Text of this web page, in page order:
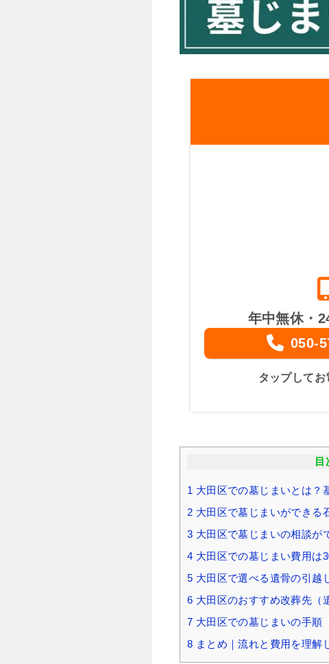
年中無休・
050-
タップして
目
1 大田区での墓じまいとは？
2 大田区で墓じまいができる
3 大田区で墓じまいの相談が
4 大田区での墓じまい費用は
5 大田区で選べる遺骨の引越
6 大田区のおすすめ改葬先（
7 大田区での墓じまいの手順
8 まとめ｜流れと費用を理解